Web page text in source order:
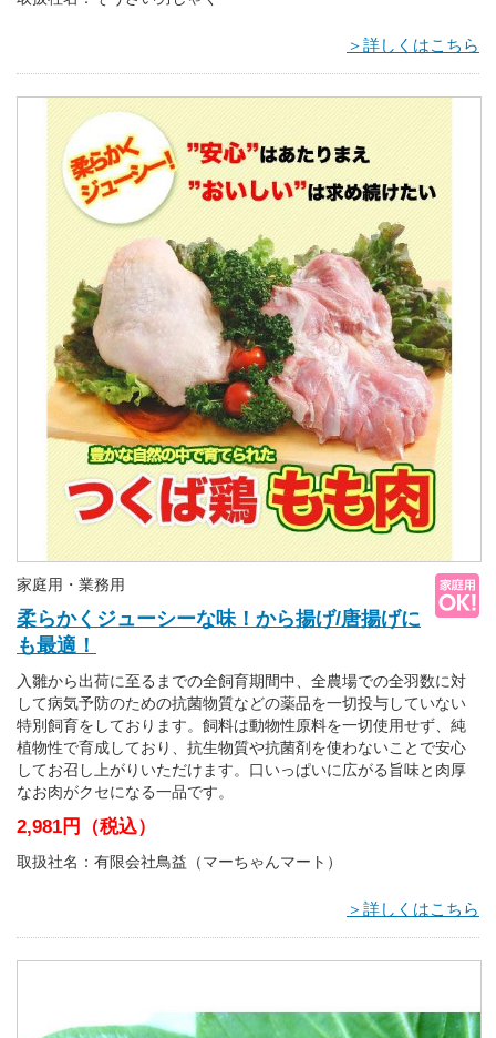
＞詳しくはこちら
家庭用・業務用
柔らかくジューシーな味！から揚げ/唐揚げに
も最適！
入雛から出荷に至るまでの全飼育期間中、全農場での全羽数に対
して病気予防のための抗菌物質などの薬品を一切投与していない
特別飼育をしております。飼料は動物性原料を一切使用せず、純
植物性で育成しており、抗生物質や抗菌剤を使わないことで安心
してお召し上がりいただけます。口いっぱいに広がる旨味と肉厚
なお肉がクセになる一品です。
2,981円（税込）
取扱社名：有限会社鳥益（マーちゃんマート）
＞詳しくはこちら